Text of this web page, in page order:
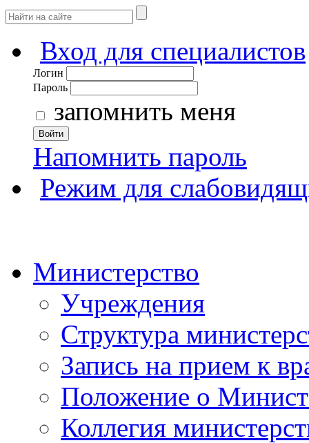
Вход для специалистов
Логин
Пароль
запомнить меня
Войти
Напомнить пароль
Режим для
Министерство
Учреждения
Структура
Запись на прием к
Положение о
Коллегия